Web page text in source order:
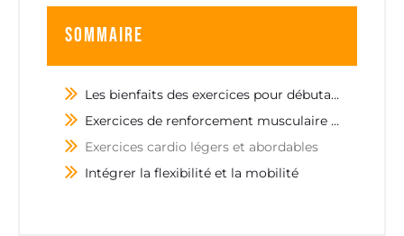
Sommaire
Les bienfaits des exercices pour débutants
Exercices de renforcement musculaire adaptés
Exercices cardio légers et abordables
Intégrer la flexibilité et la mobilité